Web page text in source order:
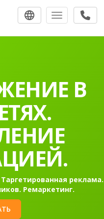
Toggle
В
Таргетированная реклама.
Ремаркетинг.